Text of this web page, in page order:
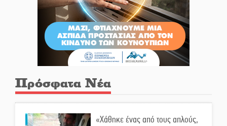
Πρόσφατα Νέα
«Χάθηκε ένας από τους απλούς,